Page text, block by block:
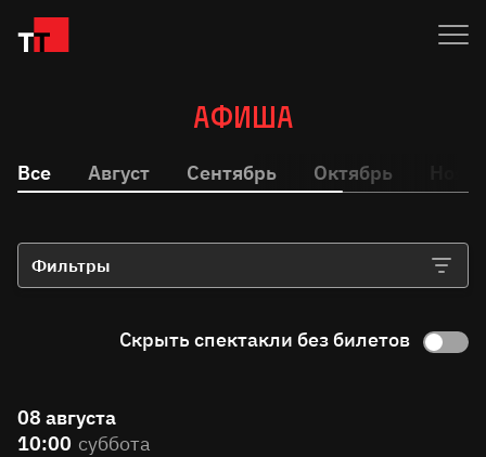
Афиша
Все Август Сентябрь Октябрь
Фильтры
Скрыть спектакли без билетов
08 августа
10:00 суббота